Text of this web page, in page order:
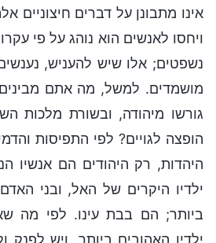
אינו מתבונן על דברים חיצוניים
ויחסו לאנשים הוא נוהג על פי
נשפטים; אלו שיש להעניש,
מושמדים. למשל, מה אתם
גורשו מיהודה, ובשורת מלכות
הופצה לגויים? לפי התפיסות
היהדות, רק היהודים הם אנשיו
ילדיו היקרים של האל, ובני
ביותר; הם בבת עינו. לפי מה
ילדיו האהובים ביותר, ויש לפנק